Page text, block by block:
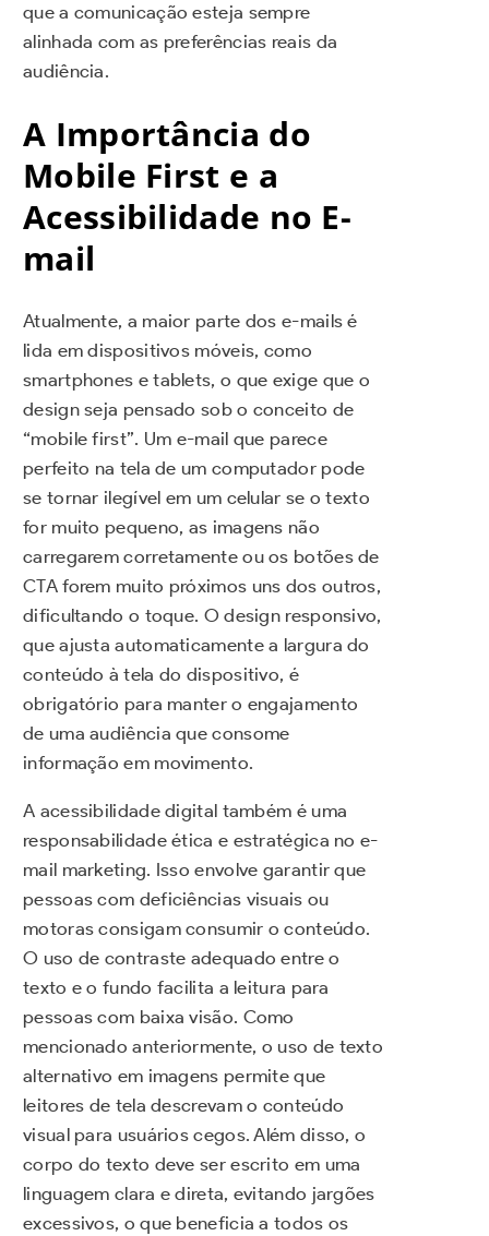
que a comunicação esteja sempre
alinhada com as preferências reais da
audiência.
A Importância do
Mobile First e a
Acessibilidade no E-
mail
Atualmente, a maior parte dos e-mails é
lida em dispositivos móveis, como
smartphones e tablets, o que exige que o
design seja pensado sob o conceito de
“mobile first”. Um e-mail que parece
perfeito na tela de um computador pode
se tornar ilegível em um celular se o texto
for muito pequeno, as imagens não
carregarem corretamente ou os botões de
CTA forem muito próximos uns dos outros,
dificultando o toque. O design responsivo,
que ajusta automaticamente a largura do
conteúdo à tela do dispositivo, é
obrigatório para manter o engajamento
de uma audiência que consome
informação em movimento.
A acessibilidade digital também é uma
responsabilidade ética e estratégica no e-
mail marketing. Isso envolve garantir que
pessoas com deficiências visuais ou
motoras consigam consumir o conteúdo.
O uso de contraste adequado entre o
texto e o fundo facilita a leitura para
pessoas com baixa visão. Como
mencionado anteriormente, o uso de texto
alternativo em imagens permite que
leitores de tela descrevam o conteúdo
visual para usuários cegos. Além disso, o
corpo do texto deve ser escrito em uma
linguagem clara e direta, evitando jargões
excessivos, o que beneficia a todos os